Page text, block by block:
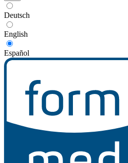
Deutsch
English
Español